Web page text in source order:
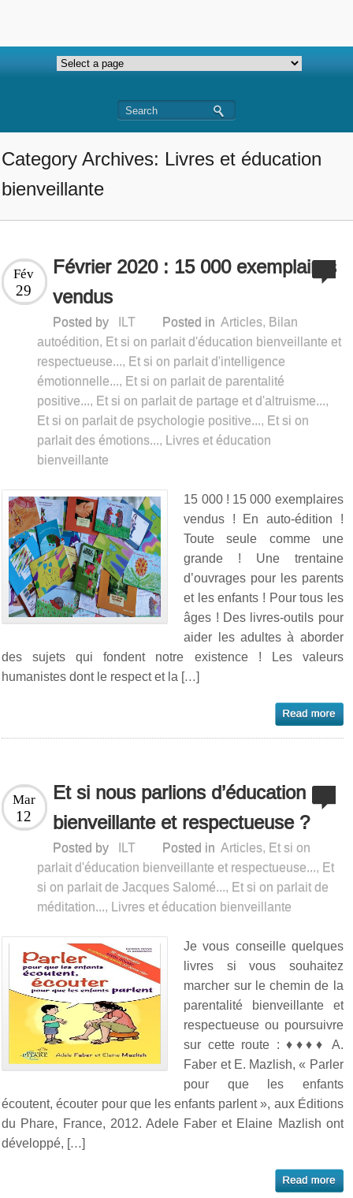
Category Archives: Livres et éducation
bienveillante
Février 2020 : 15 000 exemplaires
vendus
Fév
29
Posted by ILT Posted in Articles, Bilan
autoédition, Et si on parlait d'éducation bienveillante et
respectueuse..., Et si on parlait d'intelligence
émotionnelle..., Et si on parlait de parentalité
positive..., Et si on parlait de partage et d'altruisme...,
Et si on parlait de psychologie positive..., Et si on
parlait des émotions...,
Livres et éducation
bienveillante
15 000 ! 15 000 exemplaires
vendus ! En auto-édition !
Toute seule comme une
grande ! Une trentaine
d’ouvrages pour les parents
et les enfants ! Pour tous les
âges ! Des livres-outils pour
aider les adultes à aborder
des sujets qui fondent notre existence ! Les valeurs
humanistes dont le respect et la […]
Et si nous parlions d’éducation
bienveillante et respectueuse ?
Mar
12
Posted by ILT Posted in Articles, Et si on
parlait d'éducation bienveillante et respectueuse..., Et
si on parlait de Jacques Salomé..., Et si on parlait de
méditation..., Livres et éducation bienveillante
Je vous conseille quelques
livres si vous souhaitez
marcher sur le chemin de la
parentalité bienveillante et
respectueuse ou poursuivre
sur cette route : ♦♦♦♦ A.
Faber et E. Mazlish, « Parler
pour que les enfants
écoutent, écouter pour que les enfants parlent », aux Éditions
du Phare, France, 2012. Adele Faber et Elaine Mazlish ont
développé, […]